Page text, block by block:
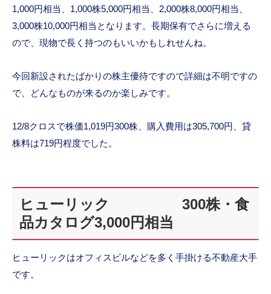
1,000円相当、1,000株5,000円相当、2,000株8,000円相当、
3,000株10,000円相当となります。長期保有でさらに増える
ので、現物で長く持つのもいいかもしれせんね。
今回新設されたばかりの株主優待ですので詳細は不明ですの
で、どんなものが来るのか楽しみです。
12/8クロスで株価1,019円300株、購入費用は305,700円、貸
株料は719円程度でした。
ヒューリック 300株・食
品カタログ3,000円相当
ヒューリックはオフィスビルなどを多く手掛ける不動産大手
です。